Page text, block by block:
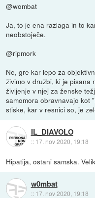
@wombat
Ja, to je ena razlaga in to
neobstoječe.
@ripmork
Ne, gre kar lepo za
živimo v družbi, ki je pisana
življenje v njej za ženske
samomora obravnavajo kot
stiske, kar v resnici so, je
IL_DIAVOLO
:: 17. nov 2020, 19:18
Hipatija, ostani samska.
w0mbat
:: 17. nov 2020, 19:18